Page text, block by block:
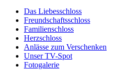
Das Liebesschloss
Freundschaftsschloss
Familienschloss
Herzschloss
Anlässe zum Verschenken
Unser TV-Spot
Fotogalerie